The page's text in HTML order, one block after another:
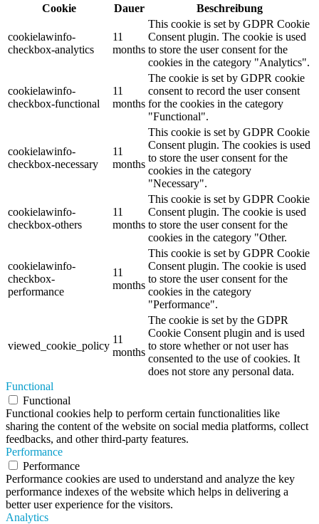
Cookie
Dauer Beschreibung
cookielawinfo-
checkbox-analytics
11
months
This cookie is set by GDPR Cookie
Consent plugin. The cookie is used
to store the user consent for the
cookies in the category "Analytics".
cookielawinfo-
checkbox-functional
11
months
The cookie is set by GDPR cookie
consent to record the user consent
for the cookies in the category
"Functional".
cookielawinfo-
checkbox-necessary
11
months
This cookie is set by GDPR Cookie
Consent plugin. The cookies is used
to store the user consent for the
cookies in the category
"Necessary".
cookielawinfo-
checkbox-others
11
months
This cookie is set by GDPR Cookie
Consent plugin. The cookie is used
to store the user consent for the
cookies in the category "Other.
cookielawinfo-
checkbox-
performance
11
months
This cookie is set by GDPR Cookie
Consent plugin. The cookie is used
to store the user consent for the
cookies in the category
"Performance".
viewed_cookie_policy
11
months
The cookie is set by the GDPR
Cookie Consent plugin and is used
to store whether or not user has
consented to the use of cookies. It
does not store any personal data.
Functional
Functional
Functional cookies help to perform certain functionalities like
sharing the content of the website on social media platforms, collect
feedbacks, and other third-party features.
Performance
Performance
Performance cookies are used to understand and analyze the key
performance indexes of the website which helps in delivering a
better user experience for the visitors.
Analytics